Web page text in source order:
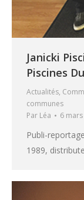
Janicki
Piscines
Actualités,
communes
Par Léa 6
Publi-
1989,